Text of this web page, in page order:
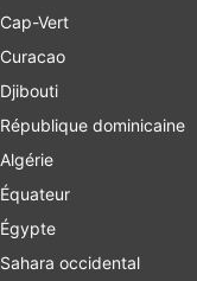
Cap-Vert
Curacao
Djibouti
République dominicaine
Algérie
Équateur
Égypte
Sahara occidental